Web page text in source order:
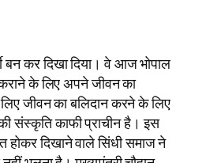
बन कर दिखा दिया। वे आज भोपाल
के लिए अपने जीवन का
जीवन का बलिदान करने के लिए
संस्कृति काफी प्राचीन है। इस
दिखाने वाले सिंधी समाज ने